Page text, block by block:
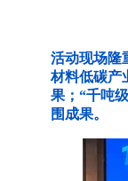
活动现场隆
材料低碳产
果；“千吨
围成果。